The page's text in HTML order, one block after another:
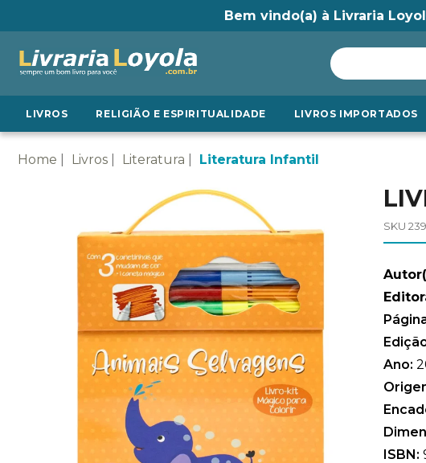
Bem vindo(a) à Livraria
LIVROS RELIGIÃO E ESPIRITUALIDADE LIVROS IMPORTADOS
Home Livros Literatura Literatura Infantil
SKU
Ano:
ISBN: